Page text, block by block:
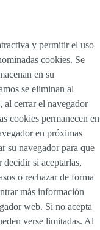
y permitir el uso
cookies. Se
en su
se eliminan al
al cerrar el navegador
cookies permanecen en
en próximas
su navegador para que
si aceptarlas,
o rechazar de forma
más información
web. Si no acepta
verse limitadas. Al